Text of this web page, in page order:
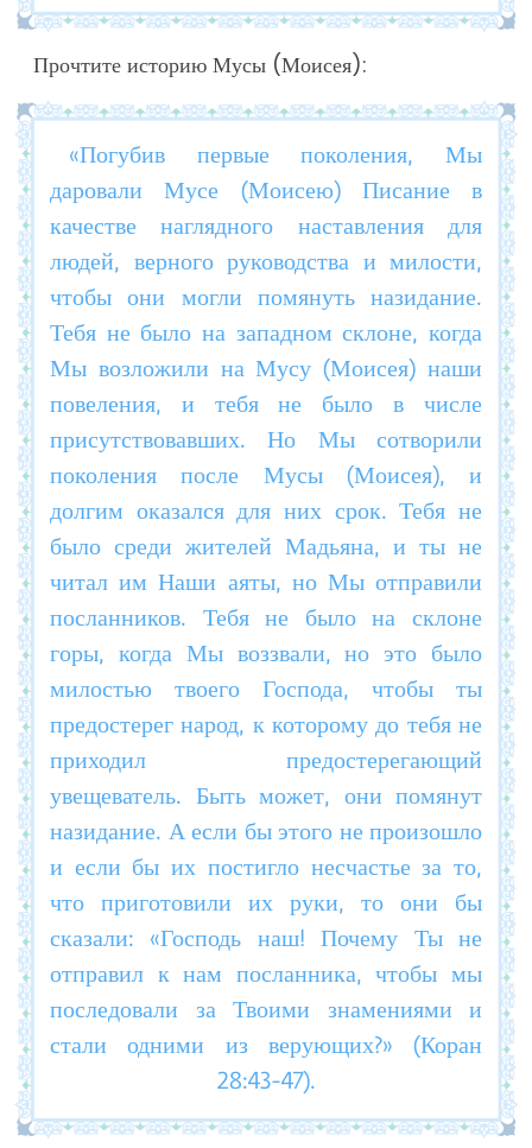
Прочтите историю Мусы (Моисея):
«Погубив первые поколения, Мы
даровали Мусе (Моисею) Писание в
качестве наглядного наставления для
людей, верного руководства и милости,
чтобы они могли помянуть назидание.
Тебя не было на западном склоне, когда
Мы возложили на Мусу (Моисея) наши
повеления, и тебя не было в числе
присутствовавших. Но Мы сотворили
поколения после Мусы (Моисея), и
долгим оказался для них срок. Тебя не
было среди жителей Мадьяна, и ты не
читал им Наши аяты, но Мы отправили
посланников. Тебя не было на склоне
горы, когда Мы воззвали, но это было
милостью твоего Господа, чтобы ты
предостерег народ, к которому до тебя не
приходил предостерегающий
увещеватель. Быть может, они помянут
назидание. А если бы этого не произошло
и если бы их постигло несчастье за то,
что приготовили их руки, то они бы
сказали: «Господь наш! Почему Ты не
отправил к нам посланника, чтобы мы
последовали за Твоими знамениями и
стали одними из верующих?» (Коран
28:43-47).